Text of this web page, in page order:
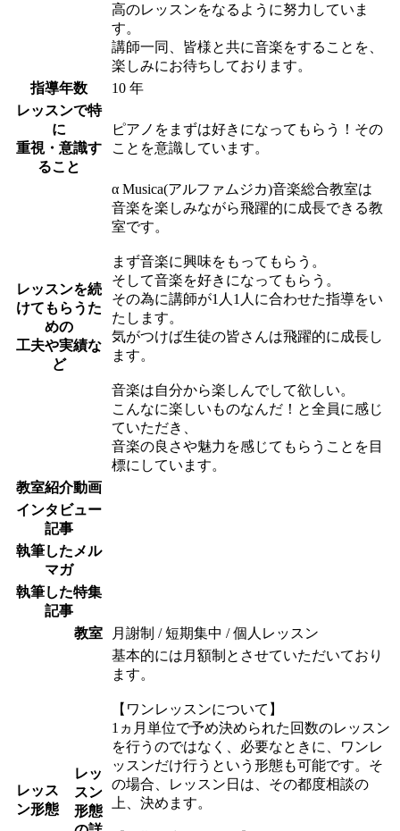
高のレッスンをなるように努力していま
す。
講師一同、皆様と共に音楽をすることを、
楽しみにお待ちしております。
指導年数
10 年
レッスンで特
に
重視・意識す
ること
ピアノをまずは好きになってもらう！その
ことを意識しています。
レッスンを続
けてもらうた
めの
工夫や実績な
ど
α Musica(アルファムジカ)音楽総合教室は
音楽を楽しみながら飛躍的に成長できる教
室です。
まず音楽に興味をもってもらう。
そして音楽を好きになってもらう。
その為に講師が1人1人に合わせた指導をい
たします。
気がつけば生徒の皆さんは飛躍的に成長し
ます。
音楽は自分から楽しんでして欲しい。
こんなに楽しいものなんだ！と全員に感じ
ていただき、
音楽の良さや魅力を感じてもらうことを目
標にしています。
教室紹介動画
インタビュー
記事
執筆したメル
マガ
執筆した特集
記事
レッス
ン形態
教室 月謝制 / 短期集中 / 個人レッスン
レッ
スン
形態
基本的には月額制とさせていただいており
ます。
【ワンレッスンについて】
1ヵ月単位で予め決められた回数のレッスン
を行うのではなく、必要なときに、ワンレ
ッスンだけ行うという形態も可能です。そ
の場合、レッスン日は、その都度相談の
上、決めます。